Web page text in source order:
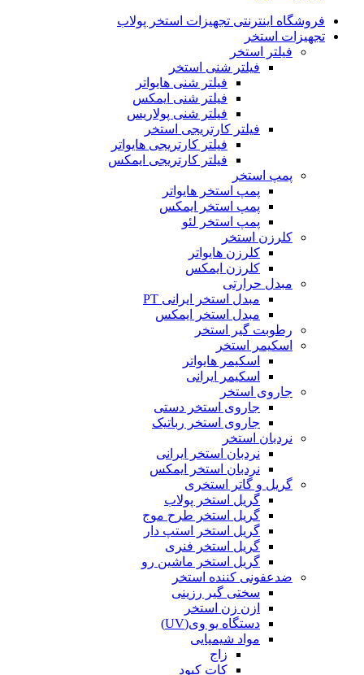
فروشگاه اینترنتی تجهیزات استخر پولاب
تجهیزات استخر
فیلتر استخر
فیلتر شنی استخر
فیلتر شنی هایواتر
فیلتر شنی ایمکس
فیلتر شنی پولاریس
فیلتر کارتریجی استخر
فیلتر کارتریجی هایواتر
فیلتر کارتریجی ایمکس
پمپ استخر
پمپ استخر هایواتر
پمپ استخر ایمکس
پمپ استخر لئو
کلرزن استخر
کلرزن هایواتر
کلرزن ایمکس
مبدل حرارتی
مبدل استخر ایرانی PT
مبدل استخر ایمکس
رطوبت گیر استخر
اسکیمر استخر
اسکیمر هایواتر
اسکیمر ایرانی
جاروی استخر
جاروی استخر دستی
جاروی استخر رباتیک
نردبان استخر
نردبان استخر ایرانی
نردبان استخر ایمکس
گریل و گاتر استخری
گریل استخر پولاب
گریل استخر طرح موج
گریل استخر استپ دار
گریل استخر فنری
گریل استخر ماشین رو
ضدعفونی کننده استخر
سختی گیر رزینی
ازن زن استخر
دستگاه یو وی(UV)
مواد شیمیایی
زاج
کات کبود